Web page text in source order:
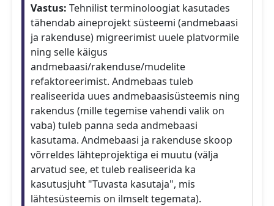
Vastus: Tehnilist terminoloogiat kasutades
tähendab aineprojekt süsteemi (andmebaasi
ja rakenduse) migreerimist uuele platvormile
ning selle käigus
andmebaasi/rakenduse/mudelite
refaktoreerimist. Andmebaas tuleb
realiseerida uues andmebaasisüsteemis ning
rakendus (mille tegemise vahendi valik on
vaba) tuleb panna seda andmebaasi
kasutama. Andmebaasi ja rakenduse skoop
võrreldes lähteprojektiga ei muutu (välja
arvatud see, et tuleb realiseerida ka
kasutusjuht "Tuvasta kasutaja", mis
lähtesüsteemis on ilmselt tegemata).